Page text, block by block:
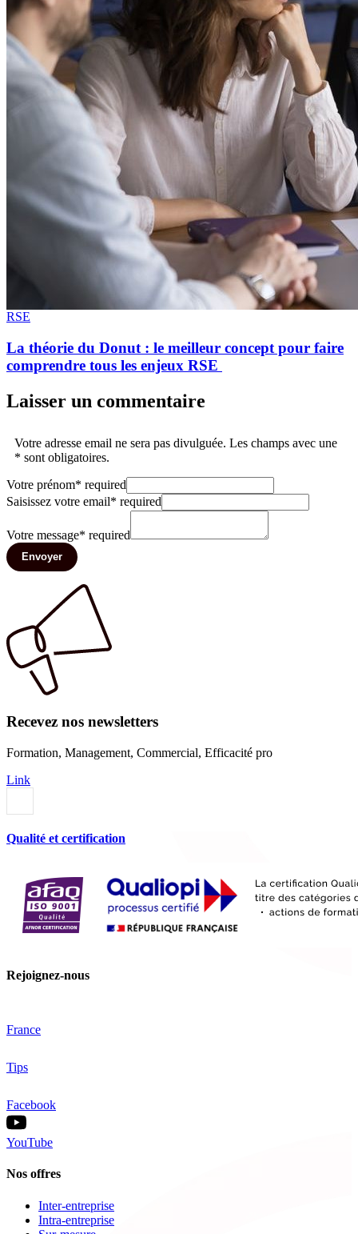
RSE
La théorie du Donut : le meilleur concept pour faire
comprendre tous les enjeux RSE
Laisser un commentaire
Votre adresse email ne sera pas divulguée. Les champs avec une
* sont obligatoires.
Votre prénom* required
Saisissez votre email* required
Votre message* required
Envoyer
Recevez nos newsletters
Formation, Management, Commercial, Efficacité pro
Link
Qualité et certification
Rejoignez-nous
France
Tips
Facebook
YouTube
Nos offres
Inter-entreprise
Intra-entreprise